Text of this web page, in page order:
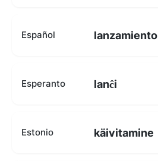
Español lanzamiento
Esperanto lanĉi
Estonio käivitamine